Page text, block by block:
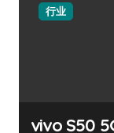
行业
vivo S50